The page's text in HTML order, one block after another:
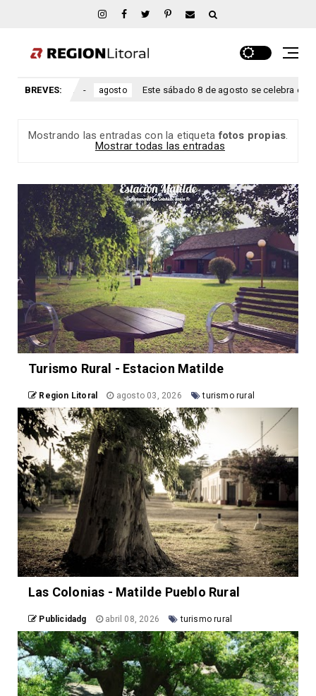
BREVES:
agosto Este sábado 8 de agosto se celebra el aniversario
Mostrando las entradas con la etiquetafotos propias.
Mostrar todas las entradas
Turismo Rural - Estacion Matilde
Region Litoral agosto 03, 2026 turismo rural
Las Colonias - Matilde Pueblo Rural
Publicidadg abril 08, 2026 turismo rural